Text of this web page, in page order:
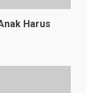
Harus